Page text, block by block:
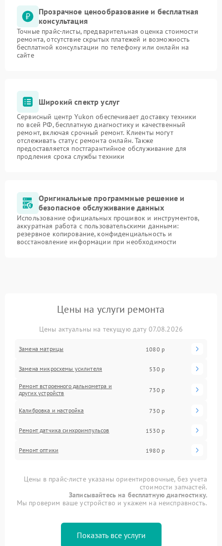
Прозрачное ценообразование и бесплатная
консультация
Точные прайс-листы, предварительная оценка стоимости
ремонта, отсутствие скрытых платежей и возможность
бесплатной консультации по телефону или онлайн на
сайте
Широкий спектр услуг
Сервисный центр Yukon обеспечивает доставку техники
по всей РФ, бесплатную диагностику и качественный
ремонт, включая срочный ремонт. Клиенты могут
отслеживать статус ремонта онлайн. Также
предоставляется постгарантийное обслуживание для
продления срока службы техники
Оригинальные программные решение и
безопасное обслуживание данных
Использование официальных прошивок и инструментов,
аккуратная работа с пользовательскими данными:
резервное копирование, конфиденциальность и
восстановление информации при необходимости
Цены на услуги ремонта
Цены актуальны на текущую дату 07.08.2026
Замена матрицы 1080 р
Замена микросхемы усилителя 530 р
Ремонт встроенного дальнометра и
других устройств
730 р
Калибровка и настройка 730 р
Ремонт датчика синхроимпульсов 1530 р
Ремонт оптики 1980 р
Цены в прайс-листе указаны ориентировочные, без учета
стоимости запчастей.
Записывайтесь на бесплатную диагностику.
Мы проверим ваше устройство и укажем на неисправность.
Показать все услуги